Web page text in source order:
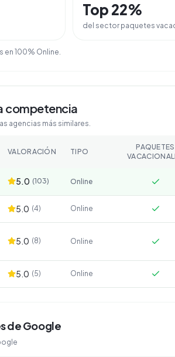
Top 22%
del sector paquetes
s en 100% Online.
competencia
agencias más similares.
VALORACIÓN TIPO
PAQUETES
5.0 (103) Online
5.0 (4) Online
5.0 (8) Online
5.0 (5) Online
de Google